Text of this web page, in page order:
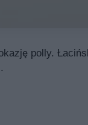
polly.